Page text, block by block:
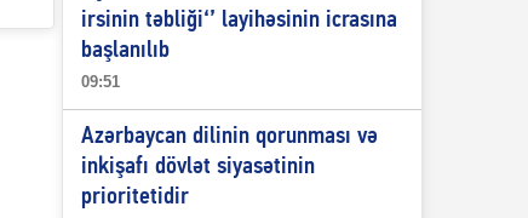
irsinin təbliği‘’ layihəsinin icrasına
başlanılıb
09:51
Azərbaycan dilinin qorunması və
inkişafı dövlət siyasətinin
prioritetidir